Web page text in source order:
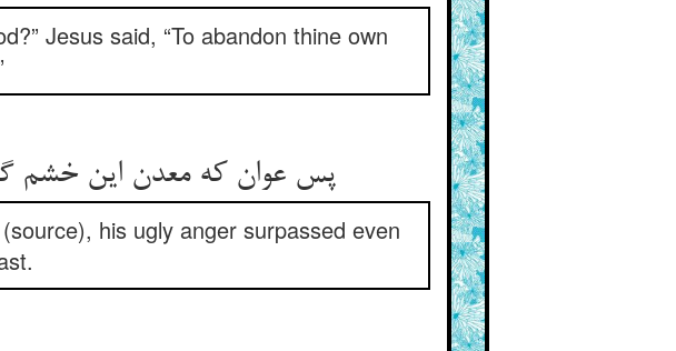
Jesus said, “To abandon thine own
پس عوان که معدن این
his ugly anger surpassed even